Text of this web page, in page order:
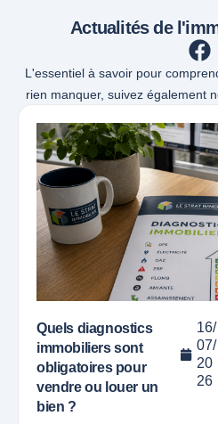
Actualités de
L'essentiel à savoir pour
rien manquer, suivez également
Quels diagnostics
immobiliers sont
obligatoires pour
vendre ou louer un
bien ?
16/
07/
20
26